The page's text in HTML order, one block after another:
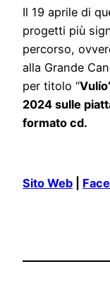
Il 19 aprile di
progetti più
percorso,
alla Grande
per titolo “
2024 sulle
formato cd.
Sito Web